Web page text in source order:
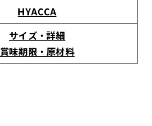
HYACCA
サイズ・詳細
賞味期限・原材料